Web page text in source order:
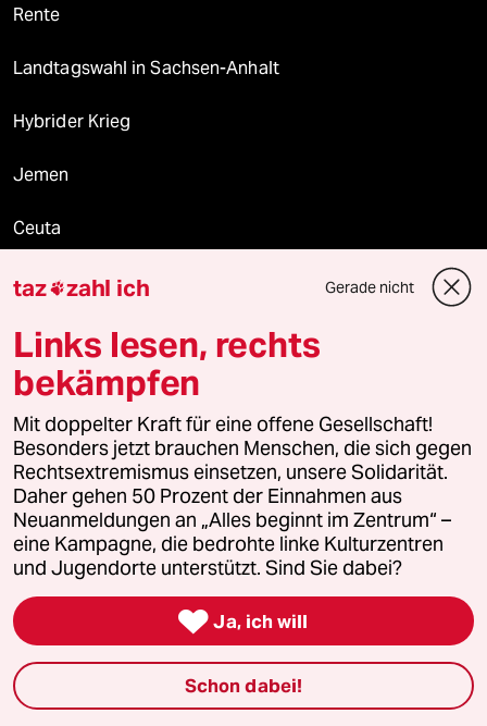
Rente
Landtagswahl in Sachsen-Anhalt
Hybrider Krieg
Jemen
Ceuta
Hitze
Verlag
Aktuelles
Hausblog
Die Seitenwende
Stellen
Presse
taz zahl ich Gerade nicht
Links lesen, rechts
bekämpfen
Mit doppelter Kraft für eine offene Gesellschaft!
Besonders jetzt brauchen Menschen, die sich gegen
Rechtsextremismus einsetzen, unsere Solidarität.
Daher gehen 50 Prozent der Einnahmen aus
Neuanmeldungen an „Alles beginnt im Zentrum“ –
eine Kampagne, die bedrohte linke Kulturzentren
und Jugendorte unterstützt. Sind Sie dabei?
 Ja, ich will
Schon dabei!